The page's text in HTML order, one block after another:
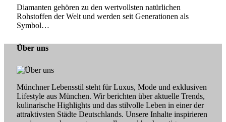
Diamanten gehören zu den wertvollsten natürlichen
Rohstoffen der Welt und werden seit Generationen als
Symbol…
Über uns
Münchner Lebensstil steht für Luxus, Mode und exklusiven
Lifestyle aus München. Wir berichten über aktuelle Trends,
kulinarische Highlights und das stilvolle Leben in einer der
attraktivsten Städte Deutschlands. Unsere Inhalte inspirieren